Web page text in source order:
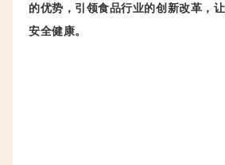
的优势，引领食品行业的创新改革，
安全健康。